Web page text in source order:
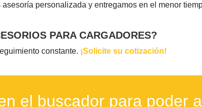
asesoría personalizada y entregamos en el menor
PARA CARGADORES?
constante. ¡Solicite su cotización!
el buscador para poder